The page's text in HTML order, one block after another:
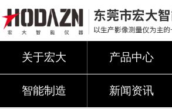
关于宏大 产品中心
智能制造 新闻资讯